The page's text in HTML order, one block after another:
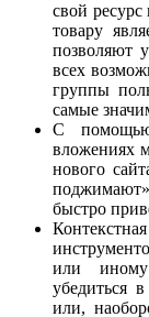
свой ресурс
товару
позволяют
всех
группы
самые
С помощью
вложениях
нового
быстро
или иному
убедиться
или,